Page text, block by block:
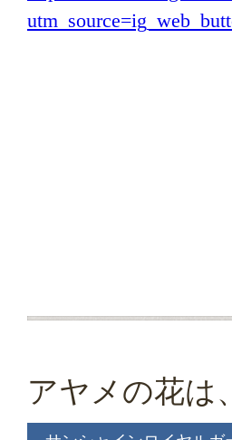
アヤメの花は